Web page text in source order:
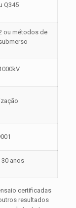
Q345
ou métodos de
anos
certificadas
resultados